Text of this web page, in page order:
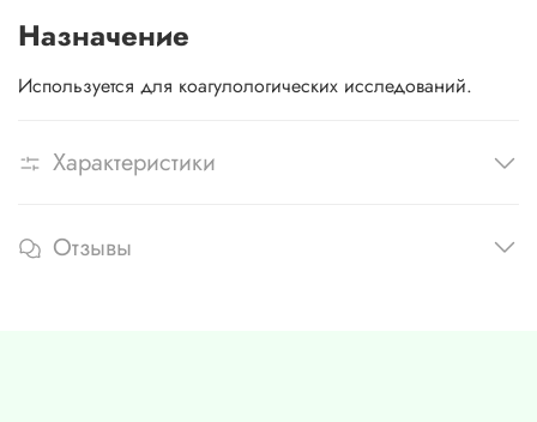
Назначение
Используется для коагулологических исследований.
Характеристики
Отзывы